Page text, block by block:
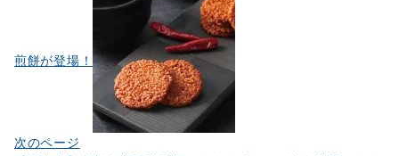
ゲ
ョ
煎餅が登場！
次のページ